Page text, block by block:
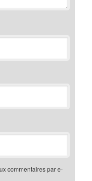
commentaires par e-